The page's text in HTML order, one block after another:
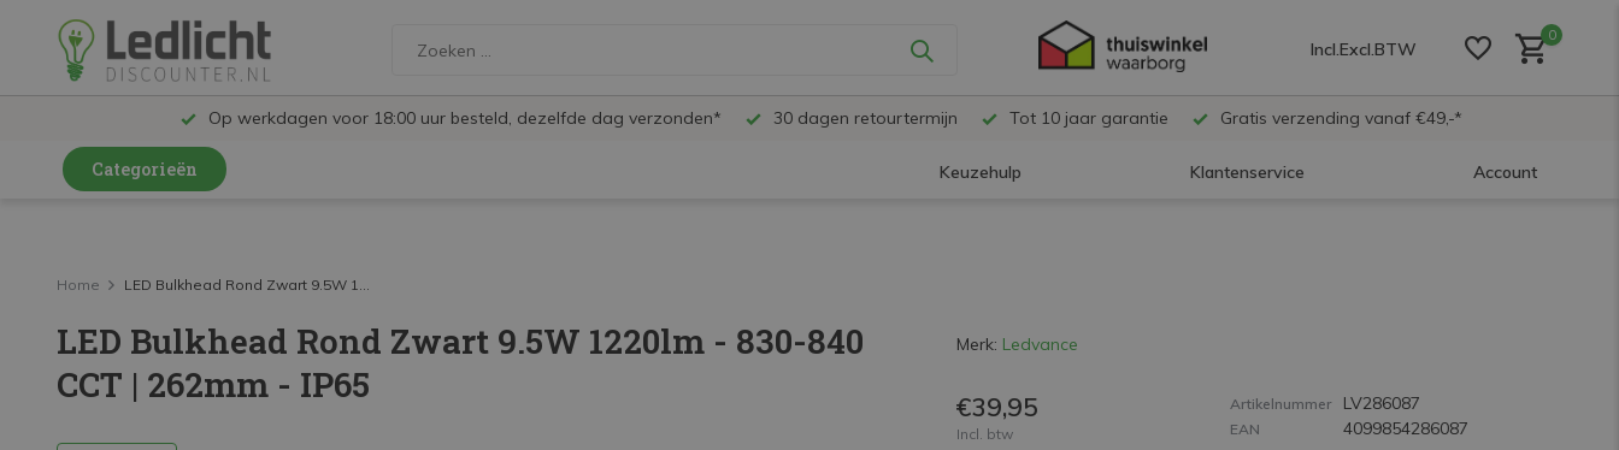
Incl.Excl.BTW
0
Op werkdagen voor 18:00 uur besteld, dezelfde dag verzonden* 30 dagen retourtermijn Tot 10 jaar garantie Gratis verzending vanaf €49,-*
Categorieën Keuzehulp Klantenservice Account
LED Railspots
LED Panelen
LED TL
Home LED Bulkhead Rond Zwart 9.5W 1...
LED Bulkhead Rond Zwart 9.5W 1220lm - 830-840
CCT | 262mm - IP65
Merk: Ledvance
€39,95
Incl. btw
Artikelnummer LV286087
EAN 4099854286087